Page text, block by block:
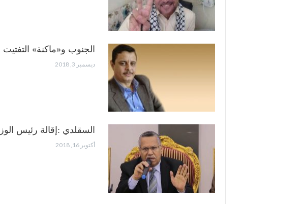
الجنوب و«ماكنة» التفتيت
ديسمبر 3, 2018
السقلدي :إقالة رئيس
أكتوبر 16, 2018